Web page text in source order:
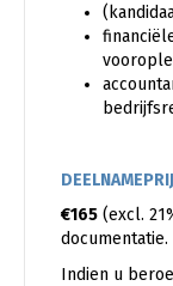
€165 (excl.
documentatie.
Indien u